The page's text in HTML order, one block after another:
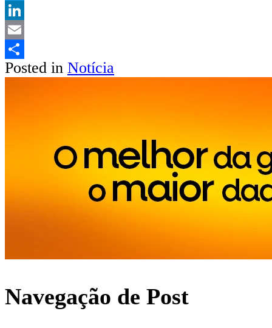
Twitter
LinkedIn
Email
Share
Posted in Notícia
Navegação de Post